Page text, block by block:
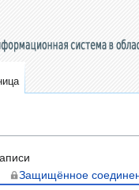
Защищённое